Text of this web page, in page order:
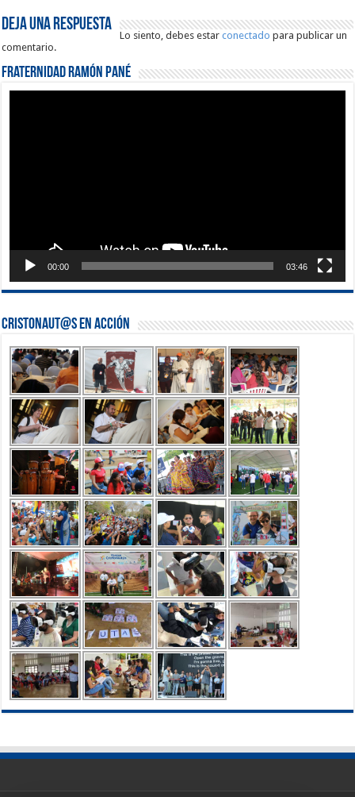
Deja una respuesta
Lo siento, debes estarconectado para publicar un
comentario.
Fraternidad Ramón Pané
00:00 03:46
Cristonaut@s en Acción